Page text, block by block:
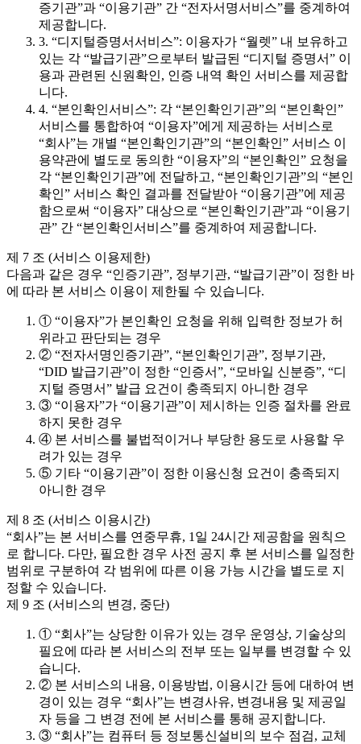
증기관”과 “이용기관” 간 “전자서명서비스”를 중계하여
제공합니다.
3. “디지털증명서서비스”: 이용자가 “월렛” 내 보유하고
있는 각 “발급기관”으로부터 발급된 “디지털 증명서” 이
용과 관련된 신원확인, 인증 내역 확인 서비스를 제공합
니다.
4. “본인확인서비스”: 각 “본인확인기관”의 “본인확인”
서비스를 통합하여 “이용자”에게 제공하는 서비스로
“회사”는 개별 “본인확인기관”의 “본인확인” 서비스 이
용약관에 별도로 동의한 “이용자”의 “본인확인” 요청을
각 “본인확인기관”에 전달하고, “본인확인기관”의 “본인
확인” 서비스 확인 결과를 전달받아 “이용기관”에 제공
함으로써 “이용자” 대상으로 “본인확인기관”과 “이용기
관” 간 “본인확인서비스”를 중계하여 제공합니다.
제 7 조 (서비스 이용제한)
다음과 같은 경우 “인증기관”, 정부기관, “발급기관”이 정한 바
에 따라 본 서비스 이용이 제한될 수 있습니다.
① “이용자”가 본인확인 요청을 위해 입력한 정보가 허
위라고 판단되는 경우
② “전자서명인증기관”, “본인확인기관”, 정부기관,
“DID 발급기관”이 정한 “인증서”, “모바일 신분증”, “디
지털 증명서” 발급 요건이 충족되지 아니한 경우
③ “이용자”가 “이용기관”이 제시하는 인증 절차를 완료
하지 못한 경우
④ 본 서비스를 불법적이거나 부당한 용도로 사용할 우
려가 있는 경우
⑤ 기타 “이용기관”이 정한 이용신청 요건이 충족되지
아니한 경우
제 8 조 (서비스 이용시간)
“회사”는 본 서비스를 연중무휴, 1일 24시간 제공함을 원칙으
로 합니다. 다만, 필요한 경우 사전 공지 후 본 서비스를 일정한
범위로 구분하여 각 범위에 따른 이용 가능 시간을 별도로 지
정할 수 있습니다.
제 9 조 (서비스의 변경, 중단)
① “회사”는 상당한 이유가 있는 경우 운영상, 기술상의
필요에 따라 본 서비스의 전부 또는 일부를 변경할 수 있
습니다.
② 본 서비스의 내용, 이용방법, 이용시간 등에 대하여 변
경이 있는 경우 “회사”는 변경사유, 변경내용 및 제공일
자 등을 그 변경 전에 본 서비스를 통해 공지합니다.
③ “회사”는 컴퓨터 등 정보통신설비의 보수 점검, 교체